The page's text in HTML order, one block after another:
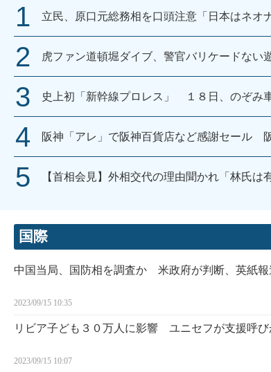
立民、原口元総務相を口頭注意「日本はネオ
虎ファン道頓堀ダイブ、警官バリケードない
史上初「新幹線プロレス」 １８日、のぞみ
阪神「アレ」で阪神百貨店など感謝セール
【首相会見】外相交代の理由聞かれ「林氏は
国際
中国当局、国防相を調査か 米政府が判断、英紙報
2023/09/15 10:35
リビア子ども３０万人に影響 ユニセフが支援呼び
2023/09/15 10:07